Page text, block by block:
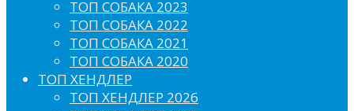
ТОП СОБАКА 2023
ТОП СОБАКА 2022
ТОП СОБАКА 2021
ТОП СОБАКА 2020
ТОП ХЕНДЛЕР
ТОП ХЕНДЛЕР 2026